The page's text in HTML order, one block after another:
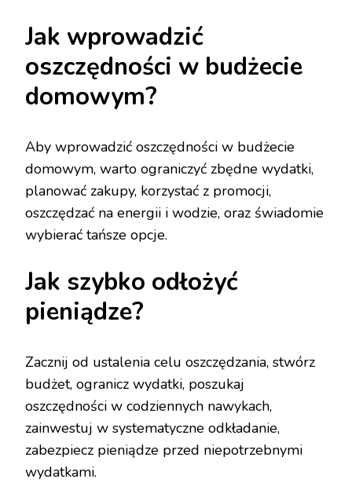
Jak wprowadzić
oszczędności w budżecie
domowym?
Aby wprowadzić oszczędności w budżecie
domowym, warto ograniczyć zbędne wydatki,
planować zakupy, korzystać z promocji,
oszczędzać na energii i wodzie, oraz świadomie
wybierać tańsze opcje.
Jak szybko odłożyć
pieniądze?
Zacznij od ustalenia celu oszczędzania, stwórz
budżet, ogranicz wydatki, poszukaj
oszczędności w codziennych nawykach,
zainwestuj w systematyczne odkładanie,
zabezpiecz pieniądze przed niepotrzebnymi
wydatkami.